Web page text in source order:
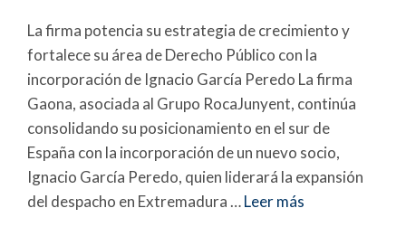
La firma potencia su estrategia de crecimiento y
fortalece su área de Derecho Público con la
incorporación de Ignacio García Peredo La firma
Gaona, asociada al Grupo RocaJunyent, continúa
consolidando su posicionamiento en el sur de
España con la incorporación de un nuevo socio,
Ignacio García Peredo, quien liderará la expansión
del despacho en Extremadura …Leer más